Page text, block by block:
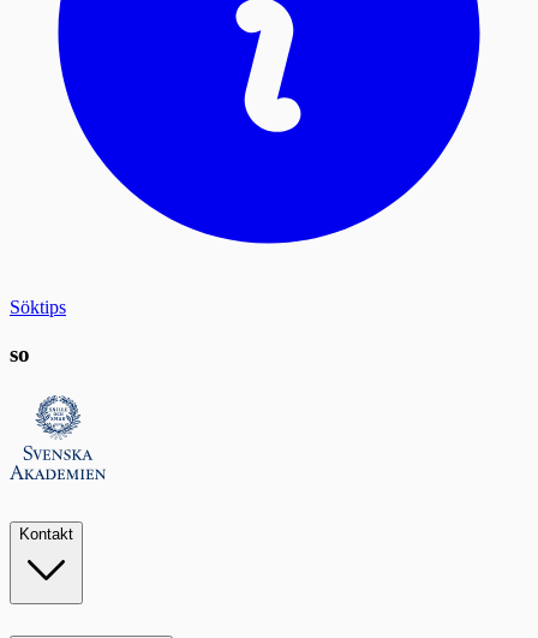
Söktips
so
Kontakt